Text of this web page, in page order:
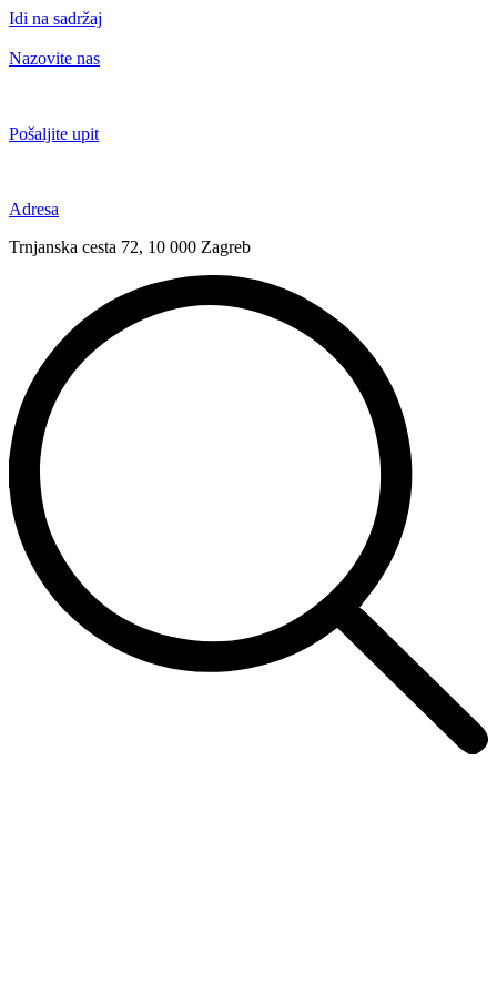
Idi na sadržaj
Nazovite nas
Pošaljite upit
Adresa
Trnjanska cesta 72, 10 000 Zagreb